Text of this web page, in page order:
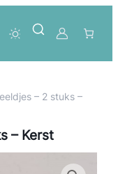
– 2 stuks –
– Kerst